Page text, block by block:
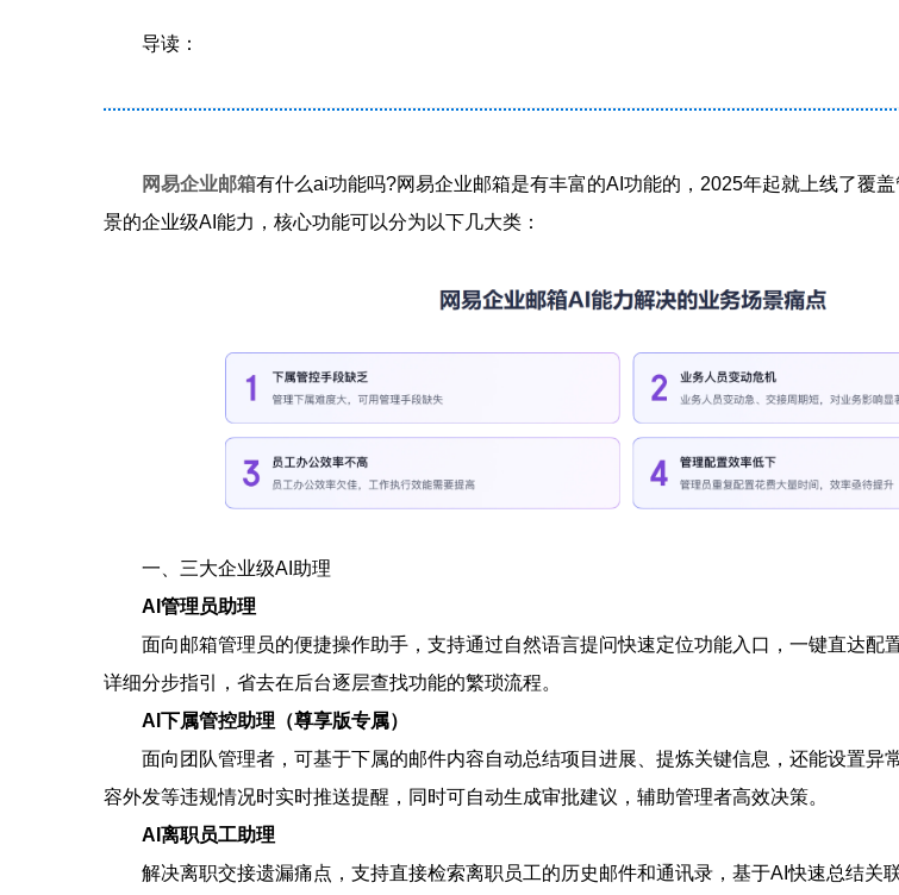
导读：
网易企业邮箱有什么ai功能吗?网易企业邮箱是有丰富的AI功能的，2025年起就上线了覆
景的企业级AI能力，核心功能可以分为以下几大类：
一、三大企业级AI助理
AI管理员助理
面向邮箱管理员的便捷操作助手，支持通过自然语言提问快速定位功能入口，一键直达配
详细分步指引，省去在后台逐层查找功能的繁琐流程。
AI下属管控助理（尊享版专属）
面向团队管理者，可基于下属的邮件内容自动总结项目进展、提炼关键信息，还能设置异
容外发等违规情况时实时推送提醒，同时可自动生成审批建议，辅助管理者高效决策。
AI离职员工助理
解决离职交接遗漏痛点，支持直接检索离职员工的历史邮件和通讯录，基于AI快速总结关